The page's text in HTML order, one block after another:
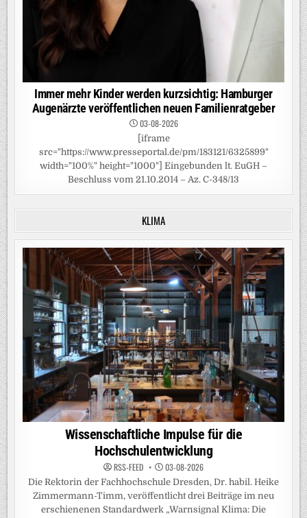
Immer mehr Kinder werden kurzsichtig: Hamburger
Augenärzte veröffentlichen neuen Familienratgeber
03-08-2026
[iframe
src="https://www.presseportal.de/pm/183121/6325899"
width="100%" height="1000"] Eingebunden lt. EuGH –
Beschluss vom 21.10.2014 – Az. C-348/13
KLIMA
Wissenschaftliche Impulse für die
Hochschulentwicklung
RSS-FEED 03-08-2026
Die Rektorin der Fachhochschule Dresden, Dr. habil. Heike
Zimmermann-Timm, veröffentlicht drei Beiträge im neu
erschienenen Standardwerk „Warnsignal Klima: Die